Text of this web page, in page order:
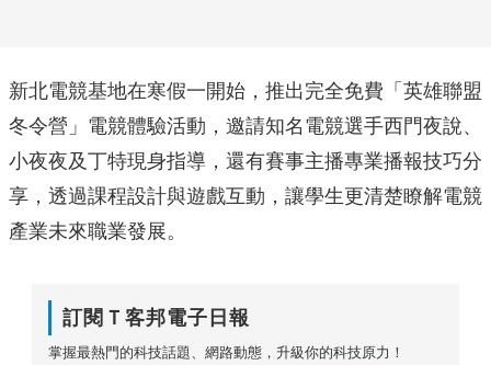
新北電競基地在寒假一開始，推出完全免費「英雄聯盟
冬令營」電競體驗活動，邀請知名電競選手西門夜說、
小夜夜及丁特現身指導，還有賽事主播專業播報技巧分
享，透過課程設計與遊戲互動，讓學生更清楚瞭解電競
產業未來職業發展。
訂閱Ｔ客邦電子日報
掌握最熱門的科技話題、網路動態，升級你的科技原力！